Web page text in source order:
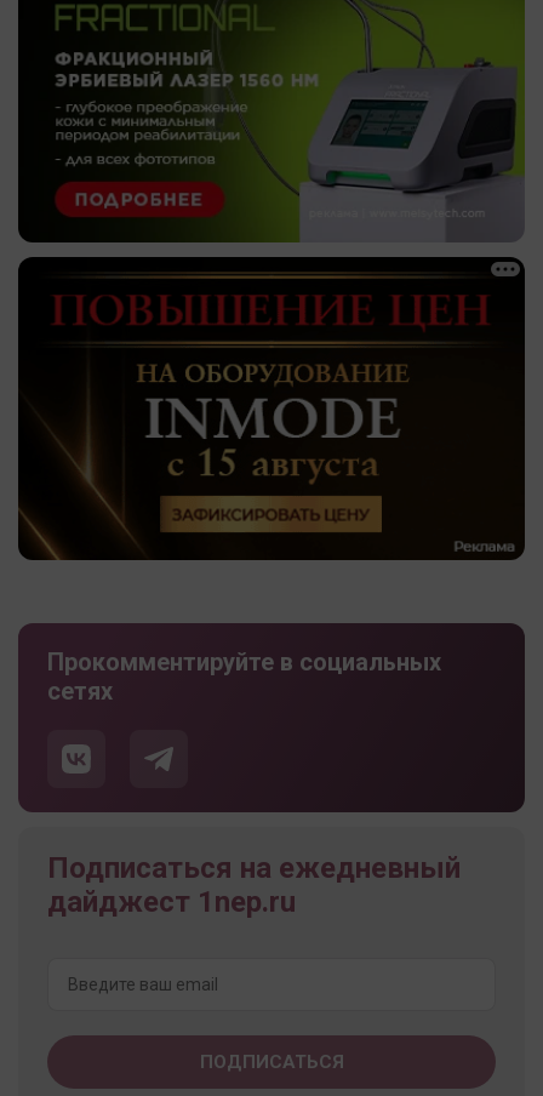
Прокомментируйте в социальных
сетях
Подписаться на ежедневный
дайджест 1nep.ru